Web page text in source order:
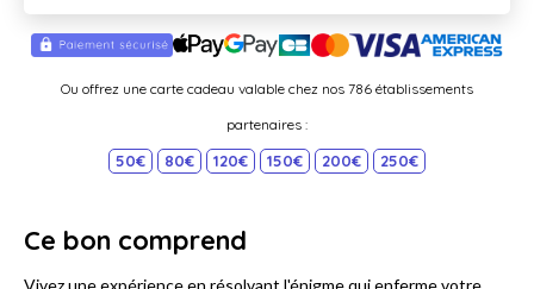
Ou offrez une carte cadeau valable chez nos 786 établissements
partenaires :
50€ 80€ 120€ 150€ 200€ 250€
Ce bon comprend
Vivez une expérience en résolvant l'énigme qui enferme votre